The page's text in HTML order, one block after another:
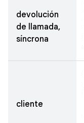
devolución
de llamada,
síncrona
cliente